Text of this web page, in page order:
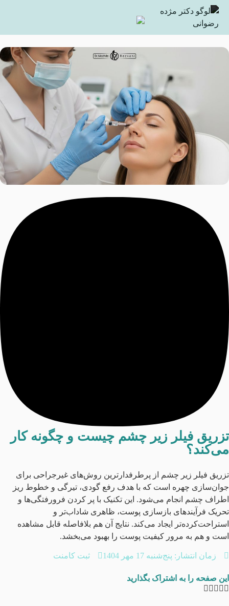
تزریق فیلر زیر چشم چیست و چگونه کار
می‌کند؟
تزریق فیلر زیر چشم از پرطرفدارترین روش‌های غیرجراحی برای
جوان‌سازی چهره است که با هدف رفع گودی، تیرگی و خطوط ریز
اطراف چشم انجام می‌شود. این تکنیک با پر کردن فرورفتگی‌ها و
تحریک فرآیندهای بازسازی پوست، ظاهری شاداب‌تر و
استراحت‌کرده‌تر ایجاد می‌کند. نتایج آن هم بلافاصله قابل مشاهده
است و هم به مرور کیفیت پوست را بهبود می‌بخشد.
زمان انتشار: پنج‌شنبه 17 مهر 1404 ثبت کامنت
این صفحه را به اشتراک بگذارید